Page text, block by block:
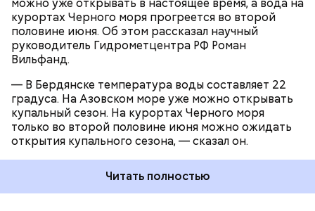
можно уже открывать в настоящее время, а вода на
курортах Черного моря прогреется во второй
половине июня. Об этом рассказал научный
руководитель Гидрометцентра РФ Роман
Вильфанд.
— В Бердянске температура воды составляет 22
градуса. На Азовском море уже можно открывать
купальный сезон. На курортах Черного моря
только во второй половине июня можно ожидать
открытия купального сезона, — сказал он.
Читать полностью